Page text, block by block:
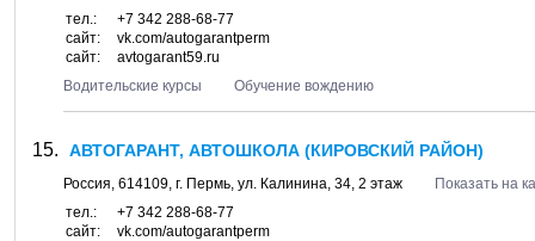
тел.:
+7 342 288-68-77
сайт:
vk.com/autogarantperm
сайт:
avtogarant59.ru
Водительские курсы
Обучение вождению
АВТОГАРАНТ, АВТОШКОЛА (КИРОВСКИЙ РАЙОН)
Россия, 614109, г. Пермь, ул. Калинина, 34, 2 этаж
Показать на
тел.:
+7 342 288-68-77
сайт:
vk.com/autogarantperm